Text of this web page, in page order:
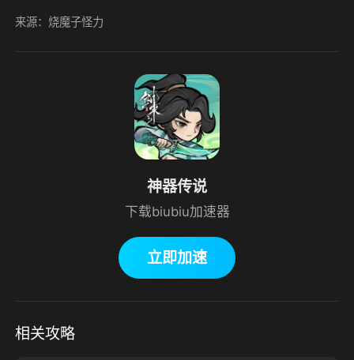
来源：烧魔子怪力
神器传说
下载biubiu加速器
立即加速
相关攻略